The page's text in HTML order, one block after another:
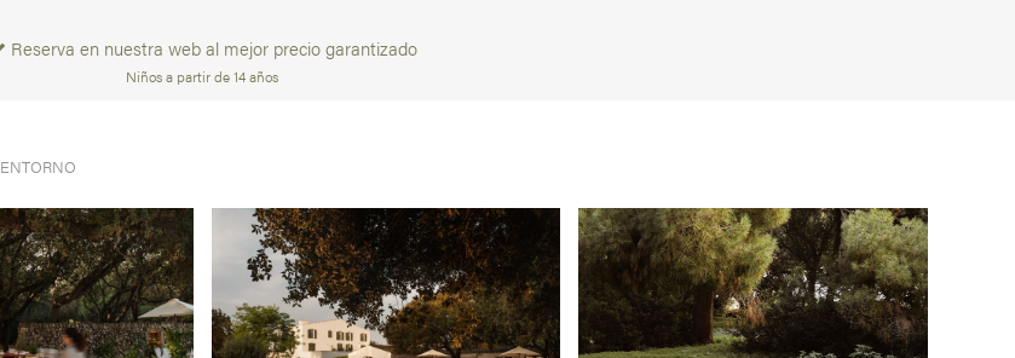
Reserva en nuestra webal mejor precio garantizado
Niños a partir de 14 años
ENTORNO